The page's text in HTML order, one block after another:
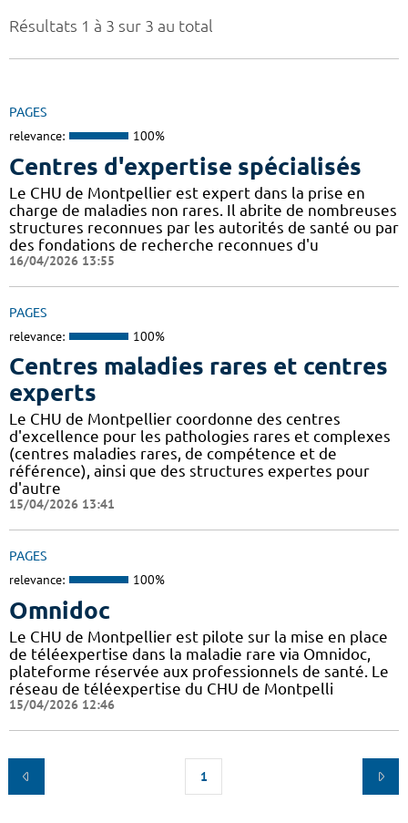
Résultats 1 à 3 sur 3 au total
PAGES
relevance: 100%
Centres d'expertise spécialisés
Le CHU de Montpellier est expert dans la prise en
charge de maladies non rares. Il abrite de nombreuses
structures reconnues par les autorités de santé ou par
des fondations de recherche reconnues d'u
16/04/2026 13:55
PAGES
relevance: 100%
Centres maladies rares et centres
experts
Le CHU de Montpellier coordonne des centres
d'excellence pour les pathologies rares et complexes
(centres maladies rares, de compétence et de
référence), ainsi que des structures expertes pour
d'autre
15/04/2026 13:41
PAGES
relevance: 100%
Omnidoc
Le CHU de Montpellier est pilote sur la mise en place
de téléexpertise dans la maladie rare via Omnidoc,
plateforme réservée aux professionnels de santé. Le
réseau de téléexpertise du CHU de Montpelli
15/04/2026 12:46
1